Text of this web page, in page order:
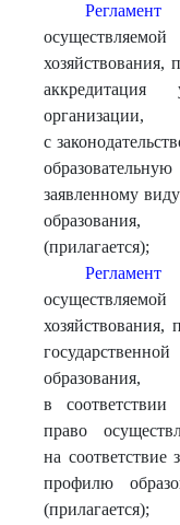
Регламент
хозяйствования,
аккредитация
с
заявленному
(прилагается);
Регламент
в соответствии
право
на соответствие
профилю
(прилагается);